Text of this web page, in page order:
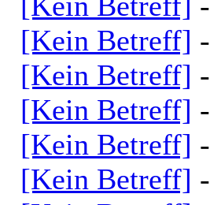
[Kein Betreff]
[Kein Betreff]
[Kein Betreff]
[Kein Betreff]
[Kein Betreff]